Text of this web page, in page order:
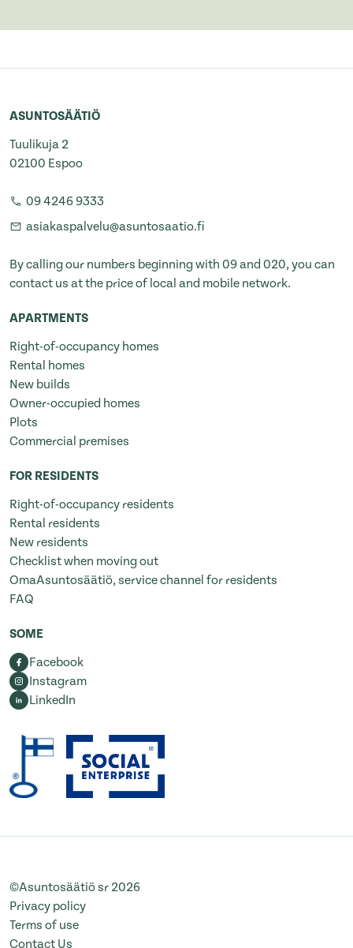
ASUNTOSÄÄTIÖ
Tuulikuja 2
02100 Espoo
09 4246 9333
asiakaspalvelu@asuntosaatio.fi
By calling our numbers beginning with 09 and 020, you can
contact us at the price of local and mobile network.
APARTMENTS
Right-of-occupancy homes
Rental homes
New builds
Owner-occupied homes
Plots
Commercial premises
FOR RESIDENTS
Right-of-occupancy residents
Rental residents
New residents
Checklist when moving out
OmaAsuntosäätiö, service channel for residents
FAQ
SOME
Facebook
Instagram
LinkedIn
©Asuntosäätiö sr 2026
Privacy policy
Terms of use
Contact Us